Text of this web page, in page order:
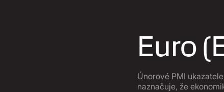
Euro
Únorové PMI
naznačuje, že